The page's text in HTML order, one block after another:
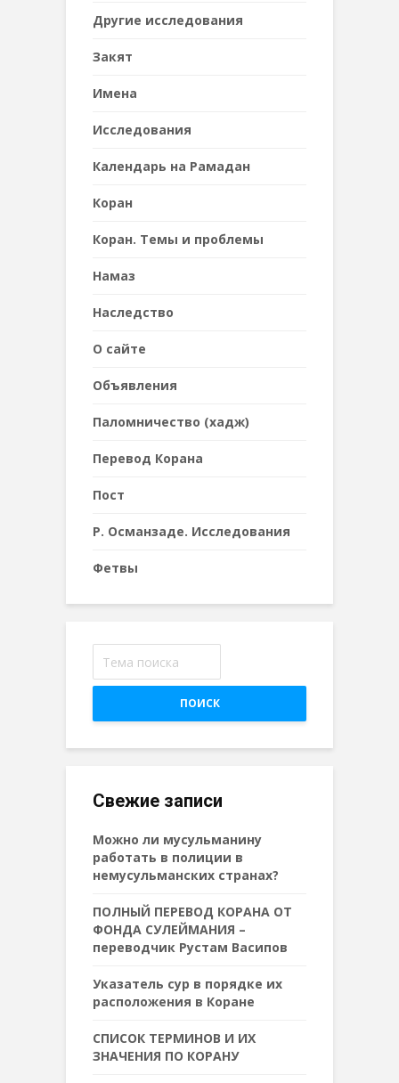
Другие исследования
Закят
Имена
Исследования
Календарь на Рамадан
Коран
Коран. Темы и проблемы
Намаз
Наследствo
О сайте
Объявления
Паломничество (хадж)
Перевод Корана
Пост
Р. Османзаде. Исследования
Фетвы
ПОИСК
Свежие записи
Можно ли мусульманину
работать в полиции в
немусульманских странах?
ПОЛНЫЙ ПЕРЕВОД КОРАНА ОТ
ФОНДА СУЛЕЙМАНИЯ –
переводчик Рустам Васипов
Указатель сур в порядке их
расположения в Коране
СПИСОК ТЕРМИНОВ И ИХ
ЗНАЧЕНИЯ ПО КОРАНУ